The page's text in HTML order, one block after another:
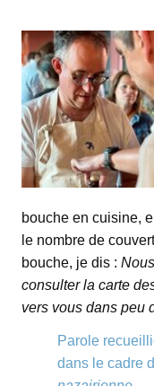
bouche en cuisine,
le nombre de
bouche, je dis :
consulter la carte
vers vous dans peu
Parole
dans le cadre